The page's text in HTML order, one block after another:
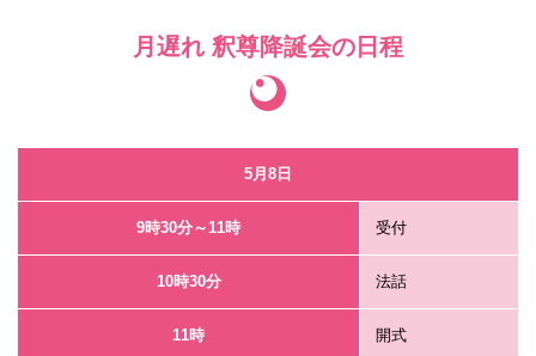
月遅れ 釈尊降誕会の日程
5月8日
9時30分～11時 受付
10時30分 法話
11時 開式